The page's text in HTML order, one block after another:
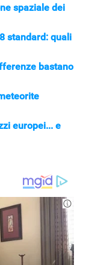
spaziale dei
standard: quali
bastano
europei... e